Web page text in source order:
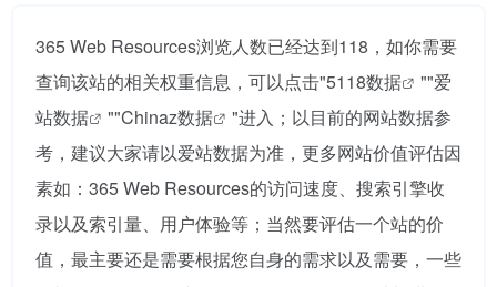
365 Web Resources浏览人数已经达到118，如你需要
查询该站的相关权重信息，可以点击"5118数据 ""爱
站数据
""Chinaz数据
"进入；以目前的网站数据参
考，建议大家请以爱站数据为准，更多网站价值评估因
素如：365 Web Resources的访问速度、搜索引擎收
录以及索引量、用户体验等；当然要评估一个站的价
值，最主要还是需要根据您自身的需求以及需要，一些